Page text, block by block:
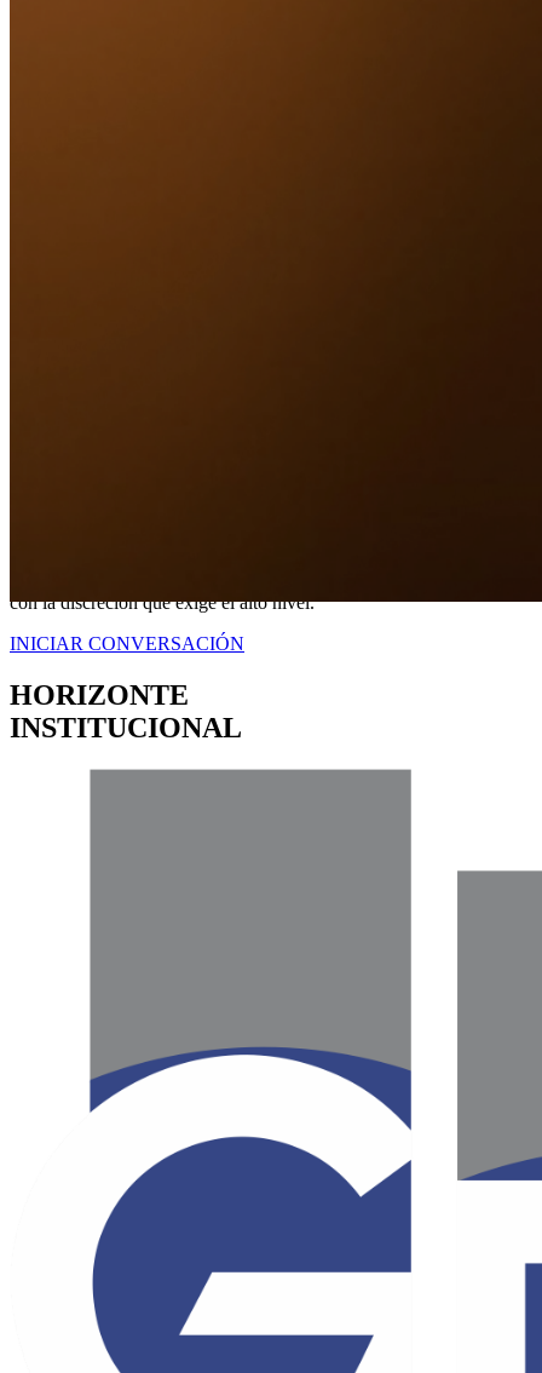
con la discreción que exige el alto nivel.
INICIAR CONVERSACIÓN
HORIZONTE
INSTITUCIONAL